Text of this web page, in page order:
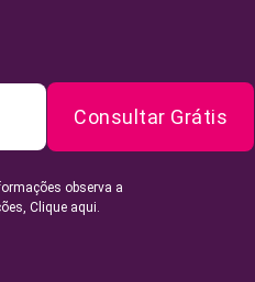
Consultar Grátis
observa a
Clique aqui.